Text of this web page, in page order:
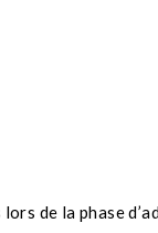
de la phase